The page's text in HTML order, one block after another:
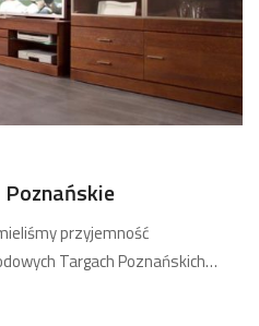
przyjemność
Targach Poznańskich…